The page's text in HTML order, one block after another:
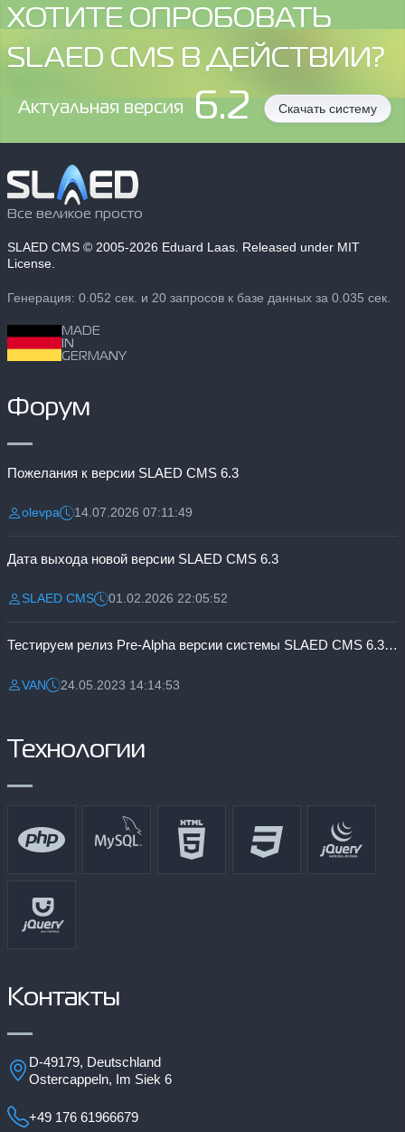
ХОТИТЕ ОПРОБОВАТЬ
SLAED CMS В ДЕЙСТВИИ?
Aктуальная версия 6.2 Скачать систему
Все великое просто
SLAED CMS © 2005-2026 Eduard Laas. Released under MIT
License.
Генерация: 0.052 сек. и 20 запросов к базе данных за 0.035 сек.
MADE
IN
GERMANY
Форум
Пожелания к версии SLAED CMS 6.3
Разместил:
olevpaДата:14.07.2026 07:11:49
Дата выхода новой версии SLAED CMS 6.3
Разместил:
SLAED CMSДата:01.02.2026 22:05:52
Тестируем релиз Pre-Alpha версии системы SLAED CMS 6.3 Pro
Разместил:
VANДата:24.05.2023 14:14:53
Технологии
Контакты
D-49179, Deutschland
Ostercappeln, Im Siek 6
+49 176 61966679